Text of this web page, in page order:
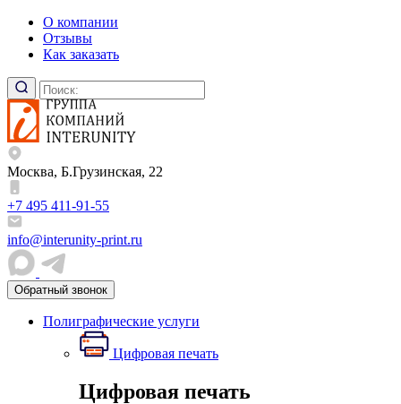
О компании
Отзывы
Как заказать
Москва, Б.Грузинская, 22
+7 495 411-91-55
info@interunity-print.ru
Обратный звонок
Полиграфические услуги
Цифровая печать
Цифровая печать